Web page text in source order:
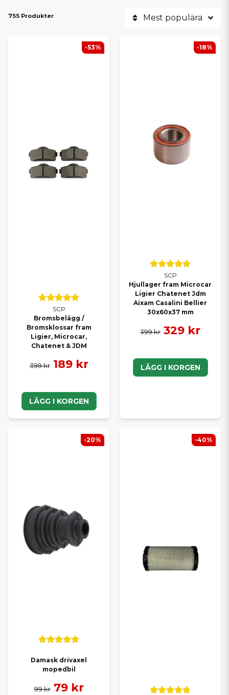
755 Produkter Mest populära
SCP
Bromsbelägg /
Bromsklossar fram
Ligier, Microcar,
Chatenet & JDM
399 kr 189 kr
LÄGG I KORGEN
-53%
SCP
Hjullager fram Microcar
Ligier Chatenet Jdm
Aixam Casalini Bellier
30x60x37 mm
399 kr 329 kr
LÄGG I KORGEN
-18%
Damask drivaxel
mopedbil
99 kr 79 kr
-20% -40%